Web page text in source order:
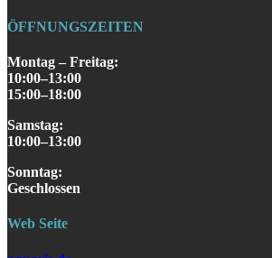
ÖFFNUNGSZEITEN
Montag – Freitag:
10:00–13:00
15:00–18:00
Samstag:
10:00–13:00
Sonntag:
Geschlossen
Web Seite